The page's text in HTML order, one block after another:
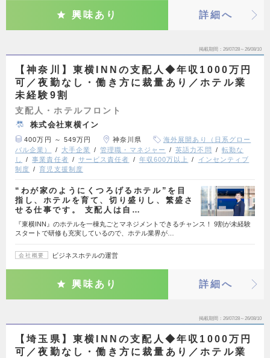
興味あり 詳細へ
掲載期間 26/07/28～26/08/10
【神奈川】東横INNの支配人◆年収1000万円
可／夜勤なし・働き方に裁量あり／ホテル業
未経験9割
支配人・ホテルフロント
株式会社東横イン
400万円 ～ 549万円 神奈川県
海外展開あり（日系グロー
バル企業）
大手企業 管理職・マネジャー 英語力不問
転勤な
し
事業責任者 サービス責任者 年収600万以上
インセンティブ
制度
育児支援制度
“わが家のようにくつろげるホテル”を目
指し、ホテルを育て、切り盛りし、繁盛さ
せる仕事です。 支配人は自…
『東横INN』のホテルを一棟丸ごとマネジメントできるチャンス！ 9割が未経験
スタートで研修も充実しているので、ホテル業界が…
会社概要 ビジネスホテルの運営
興味あり 詳細へ
掲載期間 26/07/28～26/08/10
【埼玉県】東横INNの支配人◆年収1000万円
可／夜勤なし・働き方に裁量あり／ホテル業